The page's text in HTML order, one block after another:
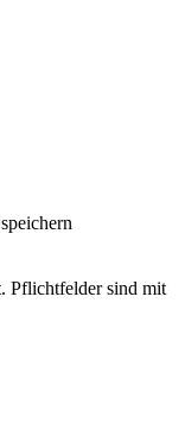
Pflichtfelder sind mit